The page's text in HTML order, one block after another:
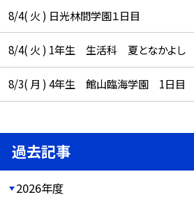
8/4( 火 ) 日光林間学園１日目
8/4( 火 ) 1年生 生活科 夏となかよし
8/3( 月 ) 4年生 館山臨海学園 1日目
過去記事
2026年度